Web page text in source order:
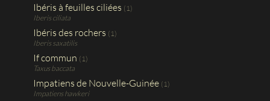
Ibéris à feuilles ciliées (1)
Iberis ciliata
Ibéris des rochers (1)
Iberis saxatilis
If commun (1)
Taxus baccata
Impatiens de Nouvelle-Guinée (1)
Impatiens hawkeri